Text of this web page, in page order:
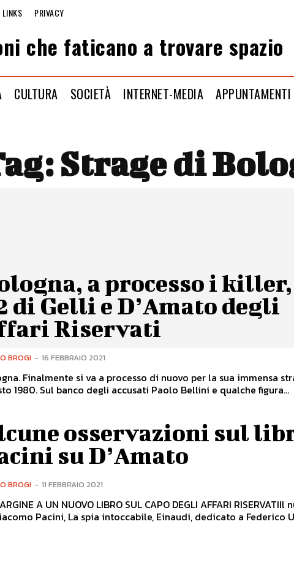
LINKS PRIVACY
che faticano a trovare spazio
CULTURA SOCIETÀ INTERNET-MEDIA APPUNTAMENTI
Strage di
a processo i
di Gelli e D’Amato degli
Riservati
BROGI - 16 FEBBRAIO 2021
Finalmente si va a processo di nuovo per la sua immensa
1980. Sul banco degli accusati Paolo Bellini e qualche figura...
osservazioni sul
su D’Amato
BROGI - 11 FEBBRAIO 2021
A UN NUOVO LIBRO SUL CAPO DEGLI AFFARI
Pacini, La spia intoccabile, Einaudi, dedicato a Federico